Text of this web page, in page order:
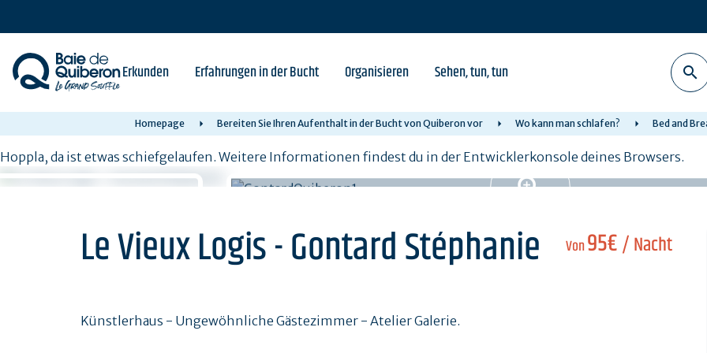
content
Erkunden Erfahrungen in der Bucht Organisieren Sehen, tun, tun
Homepage Bereiten Sie Ihren Aufenthalt in der Bucht von Quiberon vor Wo kann man schlafen? Bed and
Hoppla, da ist etwas schiefgelaufen. Weitere Informationen findest du in der Entwicklerkonsole deines Browsers.
Von95€/ Nacht
Le Vieux Logis - Gontard Stéphanie
Künstlerhaus - Ungewöhnliche Gästezimmer - Atelier Galerie.